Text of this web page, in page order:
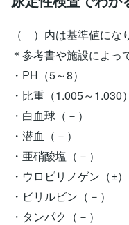
（ ）内は基準値にな
＊参考書や施設によっ
・PH（5～8）
・比重（1.005～1.030）
・白血球（－）
・潜血（－）
・亜硝酸塩（－）
・ウロビリノゲン（±）
・ビリルビン（－）
・タンパク（－）